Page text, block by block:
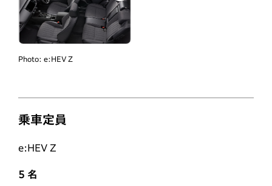
Photo: e:HEV Z
乗車定員
e:HEV Z
5 名